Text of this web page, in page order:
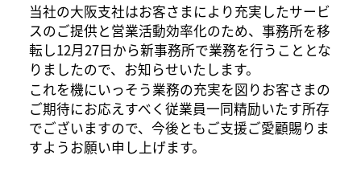
当社の大阪支社はお客さまにより充実したサービ
スのご提供と営業活動効率化のため、事務所を移
転し12月27日から新事務所で業務を行うこととな
りましたので、お知らせいたします。
これを機にいっそう業務の充実を図りお客さまの
ご期待にお応えすべく従業員一同精励いたす所存
でございますので、今後ともご支援ご愛顧賜りま
すようお願い申し上げます。